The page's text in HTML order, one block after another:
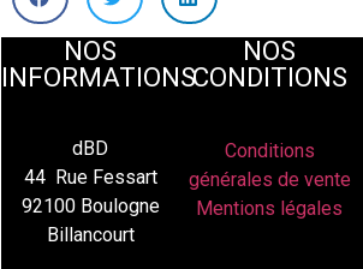
NOS
INFORMATIONS
dBD
44 Rue Fessart
92100 Boulogne
Billancourt
NOS
CONDITIONS
Conditions
générales de vente
Mentions légales